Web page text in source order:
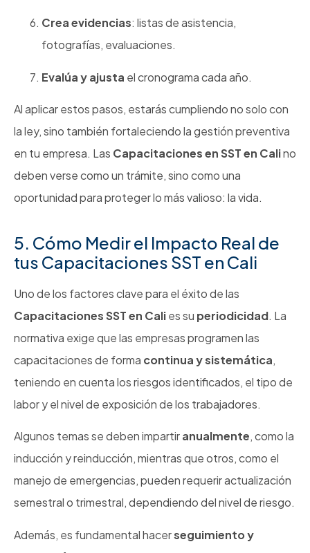
Crea evidencias: listas de asistencia,
fotografías, evaluaciones.
Evalúa y ajusta el cronograma cada año.
Al aplicar estos pasos, estarás cumpliendo no solo con
la ley, sino también fortaleciendo la gestión preventiva
en tu empresa. Las Capacitaciones en SST en Calino
deben verse como un trámite, sino como una
oportunidad para proteger lo más valioso: la vida.
5. Cómo Medir el Impacto Real de
tus Capacitaciones SST en Cali
Uno de los factores clave para el éxito de las
Capacitaciones SST en Calies su periodicidad. La
normativa exige que las empresas programen las
capacitaciones de forma continua y sistemática,
teniendo en cuenta los riesgos identificados, el tipo de
labor y el nivel de exposición de los trabajadores.
Algunos temas se deben impartiranualmente, como la
inducción y reinducción, mientras que otros, como el
manejo de emergencias, pueden requerir actualización
semestral o trimestral, dependiendo del nivel de riesgo.
Además, es fundamental hacerseguimiento y